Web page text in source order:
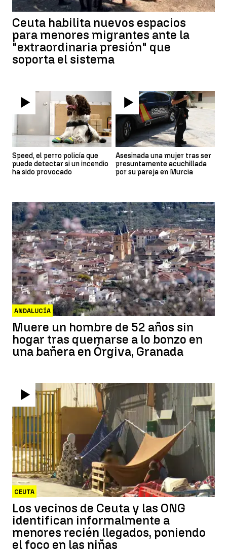
Ceuta habilita nuevos espacios
para menores migrantes ante la
"extraordinaria presión" que
soporta el sistema
Speed, el perro policía que
puede detectar si un incendio
ha sido provocado
Asesinada una mujer tras ser
presuntamente acuchillada
por su pareja en Murcia
ANDALUCÍA
Muere un hombre de 52 años sin
hogar tras quemarse a lo bonzo en
una bañera en Órgiva, Granada
CEUTA
Los vecinos de Ceuta y las ONG
identifican informalmente a
menores recién llegados, poniendo
el foco en las niñas